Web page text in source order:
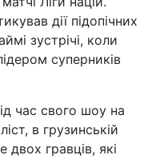
дії підопічних
зустрічі, коли
суперників
час свого шоу на
в грузинській
двох гравців, які